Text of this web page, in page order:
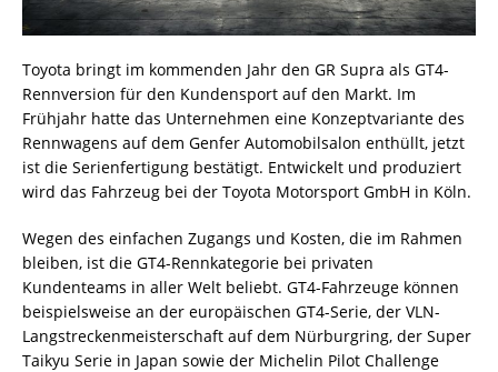
Toyota bringt im kommenden Jahr den GR Supra als GT4-
Rennversion für den Kundensport auf den Markt. Im
Frühjahr hatte das Unternehmen eine Konzeptvariante des
Rennwagens auf dem Genfer Automobilsalon enthüllt, jetzt
ist die Serienfertigung bestätigt. Entwickelt und produziert
wird das Fahrzeug bei der Toyota Motorsport GmbH in Köln.
Wegen des einfachen Zugangs und Kosten, die im Rahmen
bleiben, ist die GT4-Rennkategorie bei privaten
Kundenteams in aller Welt beliebt. GT4-Fahrzeuge können
beispielsweise an der europäischen GT4-Serie, der VLN-
Langstreckenmeisterschaft auf dem Nürburgring, der Super
Taikyu Serie in Japan sowie der Michelin Pilot Challenge